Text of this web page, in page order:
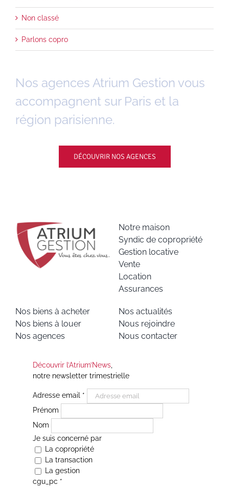
Non classé
Parlons copro
Nos agences Atrium Gestion vous
accompagnent sur Paris et la
région parisienne.
DÉCOUVRIR NOS AGENCES
Notre maison
Syndic de copropriété
Gestion locative
Vente
Location
Assurances
Nos biens à acheter
Nos biens à louer
Nos agences
Nos actualités
Nous rejoindre
Nous contacter
Découvrir l’Atrium’News,
notre newsletter trimestrielle
Adresse email *
Prénom
Nom
Je suis concerné par
La copropriété
La transaction
La gestion
cgu_pc *